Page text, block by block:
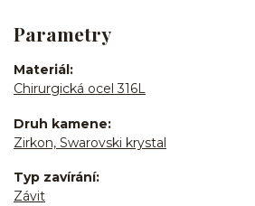
Parametry
Materiál
Chirurgická ocel 316L
Druh kamene
Zirkon, Swarovski krystal
Typ zavírání
Závit